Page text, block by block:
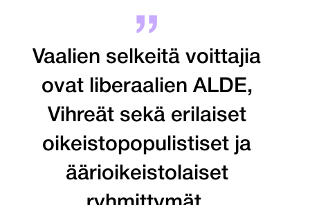
Vaalien selkeitä voittajia
ovat liberaalien ALDE,
Vihreät sekä erilaiset
oikeistopopulistiset ja
äärioikeistolaiset